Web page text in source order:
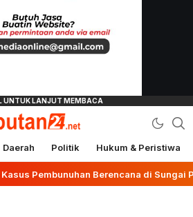
Daerah Politik Hukum & Peristiwa
Berencana di Sungai Pinang